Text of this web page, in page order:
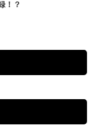
！？